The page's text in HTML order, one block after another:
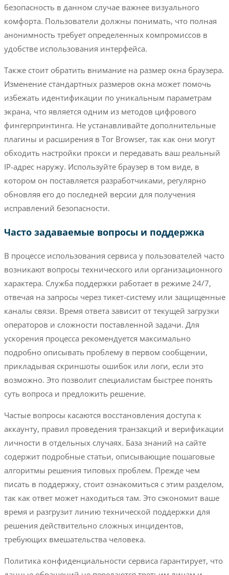
безопасность в данном случае важнее визуального
комфорта. Пользователи должны понимать, что полная
анонимность требует определенных компромиссов в
удобстве использования интерфейса.
Также стоит обратить внимание на размер окна браузера.
Изменение стандартных размеров окна может помочь
избежать идентификации по уникальным параметрам
экрана, что является одним из методов цифрового
фингерпринтинга. Не устанавливайте дополнительные
плагины и расширения в Tor Browser, так как они могут
обходить настройки прокси и передавать ваш реальный
IP-адрес наружу. Используйте браузер в том виде, в
котором он поставляется разработчиками, регулярно
обновляя его до последней версии для получения
исправлений безопасности.
Часто задаваемые вопросы и поддержка
В процессе использования сервиса у пользователей часто
возникают вопросы технического или организационного
характера. Служба поддержки работает в режиме 24/7,
отвечая на запросы через тикет-систему или защищенные
каналы связи. Время ответа зависит от текущей загрузки
операторов и сложности поставленной задачи. Для
ускорения процесса рекомендуется максимально
подробно описывать проблему в первом сообщении,
прикладывая скриншоты ошибок или логи, если это
возможно. Это позволит специалистам быстрее понять
суть вопроса и предложить решение.
Частые вопросы касаются восстановления доступа к
аккаунту, правил проведения транзакций и верификации
личности в отдельных случаях. База знаний на сайте
содержит подробные статьи, описывающие пошаговые
алгоритмы решения типовых проблем. Прежде чем
писать в поддержку, стоит ознакомиться с этим разделом,
так как ответ может находиться там. Это сэкономит ваше
время и разгрузит линию технической поддержки для
решения действительно сложных инцидентов,
требующих вмешательства человека.
Политика конфиденциальности сервиса гарантирует, что